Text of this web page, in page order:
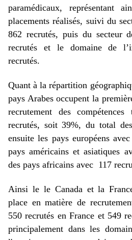
paramédicaux, représentant
placements réalisés, suivi du
862 recrutés, puis du secteur
recrutés et le domaine de
recrutés.
Quant à la répartition
pays Arabes occupent la
recrutement des
recrutés, soit 39%, du total
ensuite les pays européens
pays américains et asiatiques
des pays africains avec 117
Ainsi le le Canada et la
place en matière de
550 recrutés en France et 549
principalement dans les